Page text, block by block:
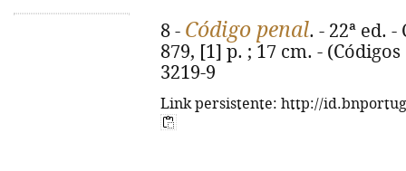
8 - Código penal. - 22ª ed.
879, [1] p. ; 17 cm. -
3219-9
Link persistente: http://